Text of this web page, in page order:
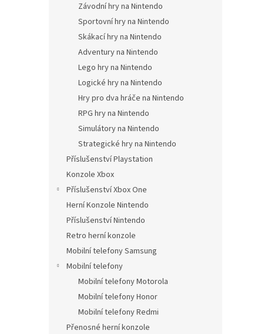
Závodní hry na Nintendo
Sportovní hry na Nintendo
Skákací hry na Nintendo
Adventury na Nintendo
Lego hry na Nintendo
Logické hry na Nintendo
Hry pro dva hráče na Nintendo
RPG hry na Nintendo
Simulátory na Nintendo
Strategické hry na Nintendo
Příslušenství Playstation
Konzole Xbox
Příslušenství Xbox One
Herní Konzole Nintendo
Příslušenství Nintendo
Retro herní konzole
Mobilní telefony Samsung
Mobilní telefony
Mobilní telefony Motorola
Mobilní telefony Honor
Mobilní telefony Redmi
Přenosné herní konzole